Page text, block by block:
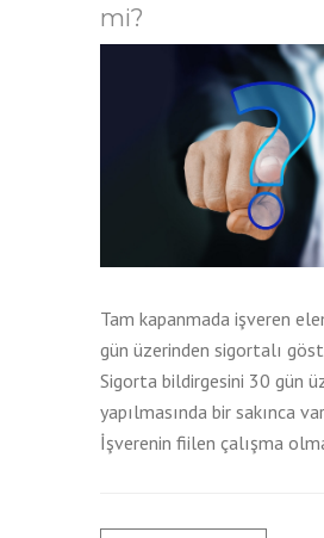
mi?
Tam kapanmada işveren
gün üzerinden sigortalı
Sigorta bildirgesini 30 gün
yapılmasında bir sakınca
İşverenin fiilen çalışma